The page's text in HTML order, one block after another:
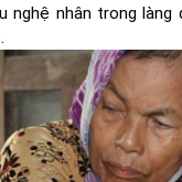
nghệ nhân trong